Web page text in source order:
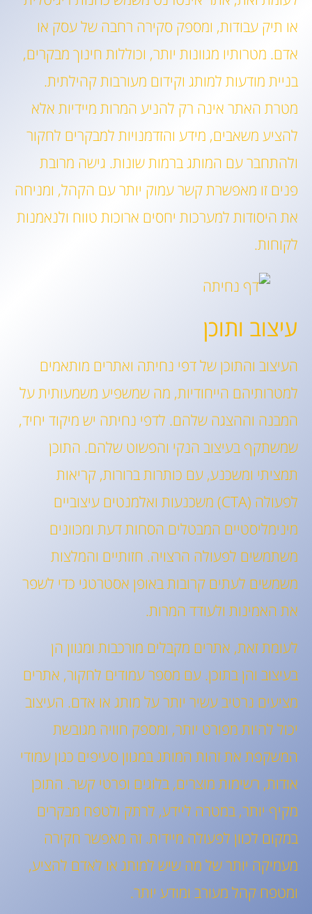
או תיק עבודות, ומספק סקירה רחבה של עסק או
אדם. מטרותיו מגוונות יותר, וכוללות חינוך מבקרים,
בניית מודעות למותג וקידום מעורבות קהילתית.
מטרת האתר אינה רק להניע המרות מיידיות אלא
להציע משאבים, מידע והזדמנויות למבקרים לחקור
ולהתחבר עם המותג ברמות שונות. גישה מרובת
פנים זו מאפשרת קשר עמוק יותר עם הקהל, ומניחה
את היסודות למערכות יחסים ארוכות טווח ולנאמנות
לקוחות.
עיצוב ותוכן
העיצוב והתוכן של דפי נחיתה ואתרים מותאמים
למטרותיהם הייחודיות, מה שמשפיע משמעותית על
המבנה וההצגה שלהם. לדפי נחיתה יש מיקוד יחיד,
שמשתקף בעיצוב הנקי והפשוט שלהם. התוכן
תמציתי ומשכנע, עם כותרות ברורות, קריאות
לפעולה (CTA) משכנעות ואלמנטים עיצוביים
מינימליסטיים המבטלים הסחות דעת ומכוונים
משתמשים לפעולה הרצויה. חזותיים והמלצות
משמשים לעתים קרובות באופן אסטרטגי כדי לשפר
את האמינות ולעודד המרות.
לעומת זאת, אתרים מקבלים מורכבות ומגוון הן
בעיצוב והן בתוכן. עם מספר עמודים לחקור, אתרים
מציעים נרטיב עשיר יותר על מותג או אדם. העיצוב
יכול להיות מפורט יותר, ומספק חוויה מגובשת
המשקפת את זהות המותג במגוון סעיפים כגון עמודי
אודות, רשימות מוצרים, בלוגים ופרטי קשר. התוכן
מקיף יותר, במטרה ליידע, לרתק ולטפח מבקרים
במקום לכוון לפעולה מיידית. זה מאפשר חקירה
מעמיקה יותר של מה שיש למותג או לאדם להציע,
ומטפח קהל מעורב ומודע יותר.